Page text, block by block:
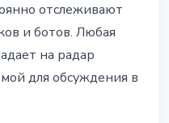
отслеживают
и ботов. Любая
на радар
для обсуждения в